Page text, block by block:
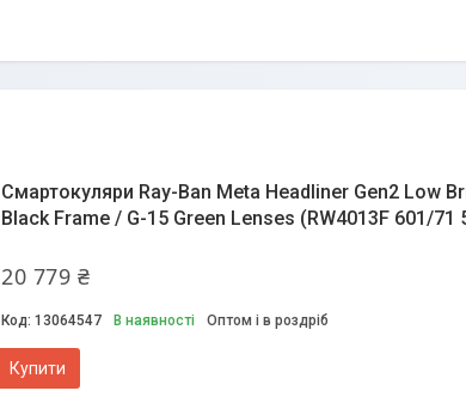
Смартокуляри Ray-Ban Meta Headliner Gen2 Low
Black Frame / G-15 Green Lenses (RW4013F 601/71
20 779 ₴
13064547 В наявності Оптом і в роздріб
Купити